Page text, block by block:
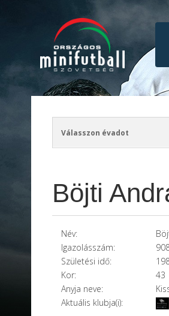
Böjti
Név:
Igazolásszám:
Születési idő:
Kor:
43
Anyja neve:
Aktuális klubja(i):